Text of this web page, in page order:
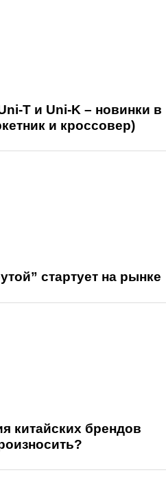
T и Uni-K – новинки в
и кроссовер)
стартует на рынке
китайских брендов